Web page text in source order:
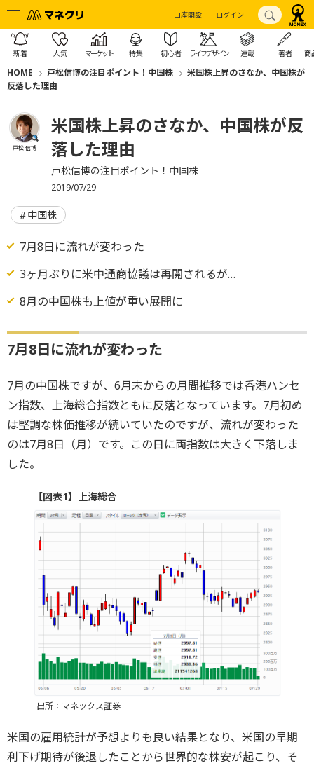
口座開設 ログイン
新着 人気 マーケット 特集 初心者 ライフデザイン 連載 著者 商
HOME 戸松信博の注目ポイント！中国株
米国株上昇のさなか、中国株が
反落した理由
戸松 信博
米国株上昇のさなか、中国株が反
落した理由
戸松信博の注目ポイント！中国株
2019/07/29
中国株
7月8日に流れが変わった
3ヶ月ぶりに米中通商協議は再開されるが…
8月の中国株も上値が重い展開に
7月8日に流れが変わった
7月の中国株ですが、6月末からの月間推移では香港ハンセ
ン指数、上海総合指数ともに反落となっています。7月初め
は堅調な株価推移が続いていたのですが、流れが変わった
のは7月8日（月）です。この日に両指数は大きく下落しま
した。
【図表1】上海総合
出所：マネックス証券
米国の雇用統計が予想よりも良い結果となり、米国の早期
利下げ期待が後退したことから世界的な株安が起こり、そ